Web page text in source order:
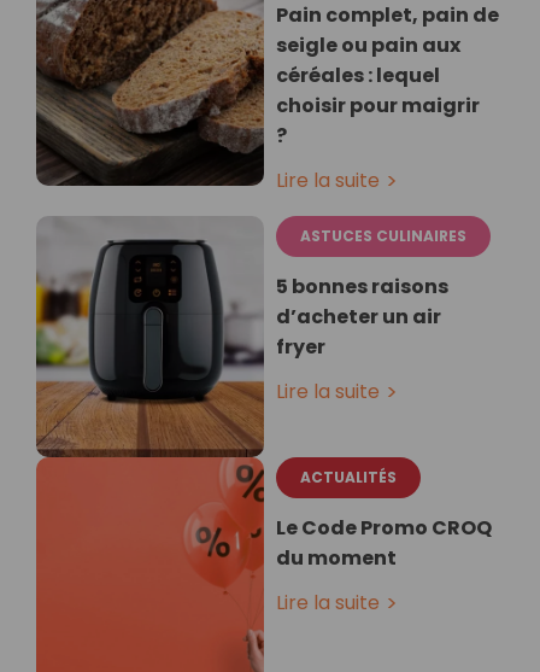
Pain complet, pain de
seigle ou pain aux
céréales : lequel
choisir pour maigrir
?
Lire la suite
ASTUCES CULINAIRES
5 bonnes raisons
d’acheter un air
fryer
Lire la suite
ACTUALITÉS
Le Code Promo CROQ
du moment
Lire la suite